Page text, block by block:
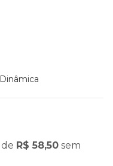
Dinâmica
de R$ 58,50 sem